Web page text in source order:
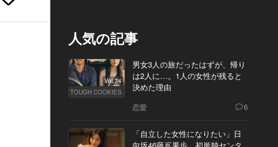
人気の記事
Vol.74
TOUGH COOKIES
男女3人の旅だったはずが、帰り
は2人に…。1人の女性が残ると
決めた理由
恋愛 6
「自立した女性になりたい」日